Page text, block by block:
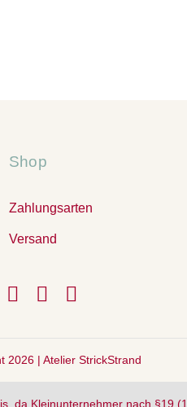
Shop
Zahlungsarten
Versand
2026 | Atelier StrickStrand
da Kleinunternehmer nach §19